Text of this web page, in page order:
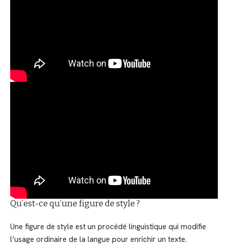
Qu’est-ce qu’une figure de style ?
Une figure de style est un procédé linguistique qui modifie
l’usage ordinaire de la langue pour enrichir un texte.